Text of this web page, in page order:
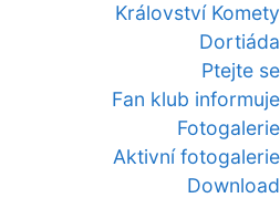
Království Komety
Dortiáda
Ptejte se
Fan klub informuje
Fotogalerie
Aktivní fotogalerie
Download